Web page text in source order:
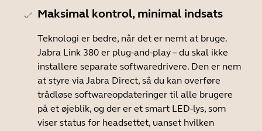
Maksimal kontrol, minimal indsats
Teknologi er bedre, når det er nemt at bruge.
Jabra Link 380 er plug-and-play – du skal ikke
installere separate softwaredrivere. Den er nem
at styre via Jabra Direct, så du kan overføre
trådløse softwareopdateringer til alle brugere
på et øjeblik, og der er et smart LED-lys, som
viser status for headsettet, uanset hvilken